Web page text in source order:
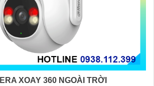
XOAY 360 NGOÀI TRỜI